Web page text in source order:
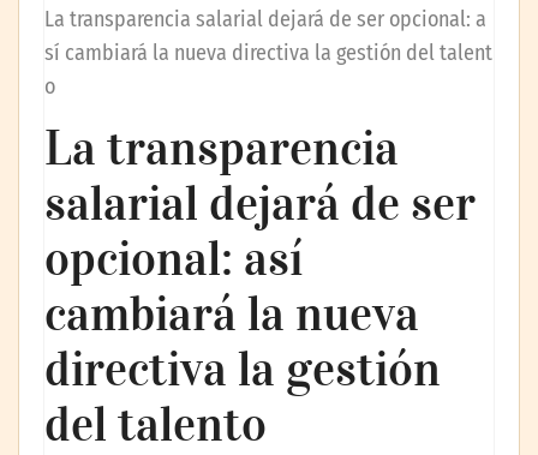
La transparencia salarial dejará de ser opcional: a
sí cambiará la nueva directiva la gestión del talent
o
La transparencia
salarial dejará de ser
opcional: así
cambiará la nueva
directiva la gestión
del talento